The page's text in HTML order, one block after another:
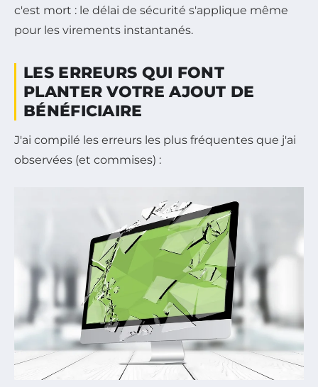
c'est mort : le délai de sécurité s'applique même
pour les virements instantanés.
LES ERREURS QUI FONT
PLANTER VOTRE AJOUT DE
BÉNÉFICIAIRE
J'ai compilé les erreurs les plus fréquentes que j'ai
observées (et commises) :